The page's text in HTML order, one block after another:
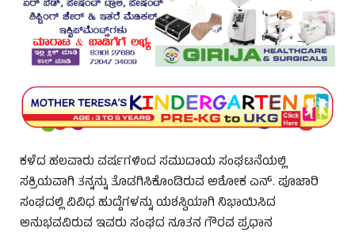
ಕಳೆದ ಹಲವಾರು ವರ್ಷಗಳಿಂದ ಸಮುದಾಯ ಸಂಘಟನೆಯಲ್ಲಿ
ಸಕ್ರಿಯವಾಗಿ ತನ್ನನ್ನು ತೊಡಗಿಸಿಕೊಂಡಿರುವ ಅಶೋಕ ಎನ್. ಪೂಜಾರಿ
ಸಂಘದಲ್ಲಿ ವಿವಿಧ ಹುದ್ದೆಗಳನ್ನು ಯಶಸ್ವಿಯಾಗಿ ನಿಭಾಯಿಸಿದ
ಅನುಭವವಿರುವ ಇವರು ಸಂಘದ ನೂತನ ಗೌರವ ಪ್ರಧಾನ